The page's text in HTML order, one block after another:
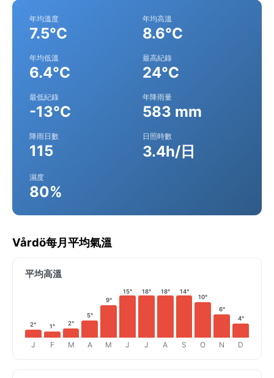
年均溫度
7.5°C
年均高溫
8.6°C
年均低溫
6.4°C
最高紀錄
24°C
最低紀錄
-13°C
年降雨量
583 mm
降雨日數
115
日照時數
3.4h/日
濕度
80%
Vårdö每月平均氣溫
平均高溫
2°
J
1°
F
2°
M
5°
A
9°
M
15°
J
18°
J
18°
A
14°
S
10°
O
6°
N
4°
D